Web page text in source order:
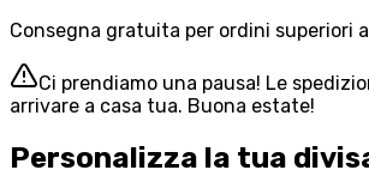
Consegna gratuita per ordini superiori
Ci prendiamo una pausa! Le
arrivare a casa tua. Buona estate!
Personalizza la tua